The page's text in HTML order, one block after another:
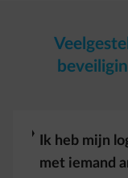
Ik heb mijn
met iemand